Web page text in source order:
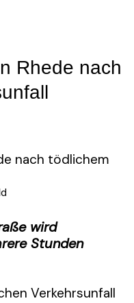
Rhede nach
wird
Stunden
Verkehrsunfall